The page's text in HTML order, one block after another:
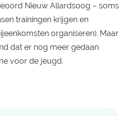
Nieuw Allardsoog – soms
trainingen krijgen en
organiseren). Maar
dat er nog meer gedaan
voor de jeugd.